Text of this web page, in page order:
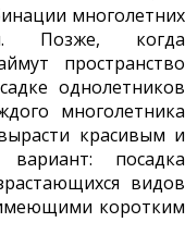
многолетних
Позже, когда
пространство
однолетников
многолетника
красивым и
посадка
видов
коротким